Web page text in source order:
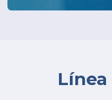
Línea